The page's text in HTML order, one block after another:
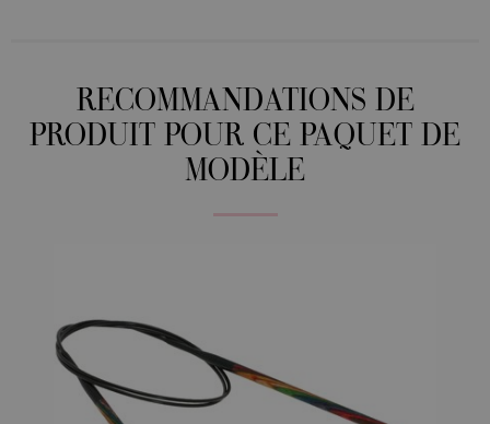
RECOMMANDATIONS DE
PRODUIT POUR CE PAQUET DE
MODÈLE